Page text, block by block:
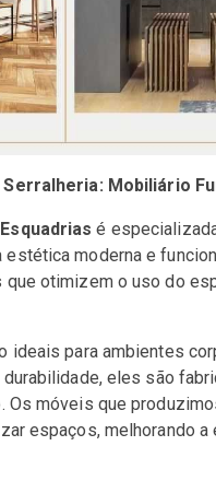
Mobiliário
é
estética moderna e
otimizem o uso do
ideais para ambientes
eles são
Os móveis que
espaços, melhorando